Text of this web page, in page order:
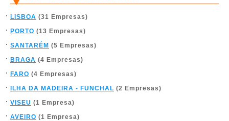
LISBOA (31 Empresas)
PORTO (13 Empresas)
SANTARÉM (5 Empresas)
BRAGA (4 Empresas)
FARO (4 Empresas)
ILHA DA MADEIRA - FUNCHAL (2 Empresas)
VISEU (1 Empresa)
AVEIRO (1 Empresa)